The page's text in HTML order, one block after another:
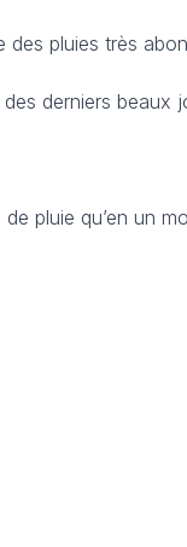
pluies très
derniers beaux
pluie qu’en un